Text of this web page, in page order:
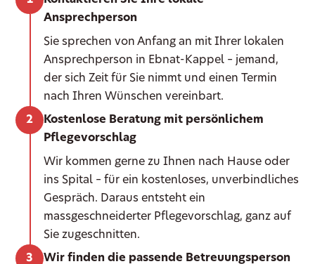
Ansprechperson
Sie sprechen von Anfang an mit Ihrer lokalen
Ansprechperson in Ebnat-Kappel – jemand,
der sich Zeit für Sie nimmt und einen Termin
nach Ihren Wünschen vereinbart.
Kostenlose Beratung mit persönlichem
Pflegevorschlag
Wir kommen gerne zu Ihnen nach Hause oder
ins Spital – für ein kostenloses, unverbindliches
Gespräch. Daraus entsteht ein
massgeschneiderter Pflegevorschlag, ganz auf
Sie zugeschnitten.
Wir finden die passende Betreuungsperson